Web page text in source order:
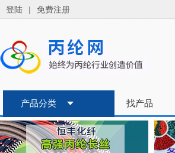
登陆 | 免费注册
产品分类 找产品